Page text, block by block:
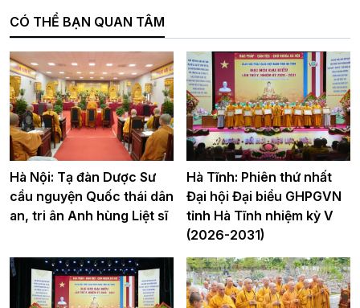
CÓ THỂ BẠN QUAN TÂM
Hà Nội: Tạ đàn Dược Sư
cầu nguyện Quốc thái dân
an, tri ân Anh hùng Liệt sĩ
Hà Tĩnh: Phiên thứ nhất
Đại hội Đại biểu GHPGVN
tỉnh Hà Tĩnh nhiệm kỳ V
(2026-2031)